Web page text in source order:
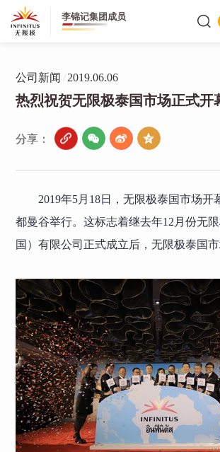
李锦记集团成员
公司新闻 /2019.06.06
热烈祝贺无限极泰国市场正式开
分享：
2019年5月18日，无限极泰国市场开
都曼谷举行。这标志着继去年12月份无
国）有限公司正式成立后，无限极泰国市